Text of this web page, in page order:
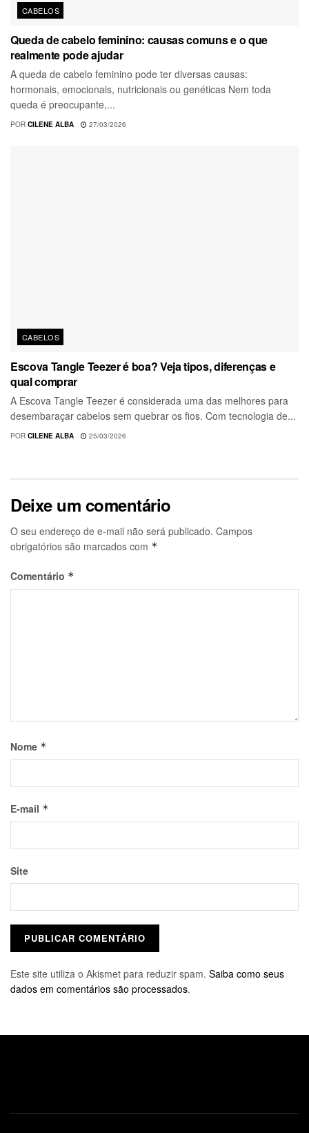
CABELOS
Queda de cabelo feminino: causas comuns e o que
realmente pode ajudar
A queda de cabelo feminino pode ter diversas causas:
hormonais, emocionais, nutricionais ou genéticas Nem toda
queda é preocupante,...
POR CILENE ALBA 27/03/2026
CABELOS
Escova Tangle Teezer é boa? Veja tipos, diferenças e
qual comprar
A Escova Tangle Teezer é considerada uma das melhores para
desembaraçar cabelos sem quebrar os fios. Com tecnologia de...
POR CILENE ALBA 25/03/2026
Deixe um comentário
O seu endereço de e-mail não será publicado. Campos
obrigatórios são marcados com *
Comentário *
Nome *
E-mail *
Site
Este site utiliza o Akismet para reduzir spam. Saiba como seus
dados em comentários são processados.